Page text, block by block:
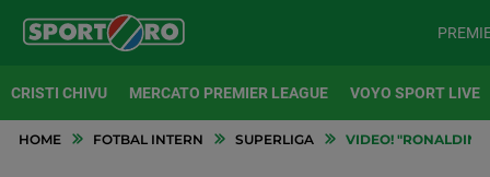
CRISTI CHIVU MERCATO PREMIER LEAGUE VOYO SPORT LIVE
HOME FOTBAL INTERN SUPERLIGA VIDEO!